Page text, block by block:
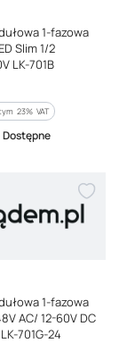
1-fazowa
Slim 1/2
LK-701B
%s VAT
23% VAT
Dostępne
1-fazowa
AC/ 12-60V DC
701G-24